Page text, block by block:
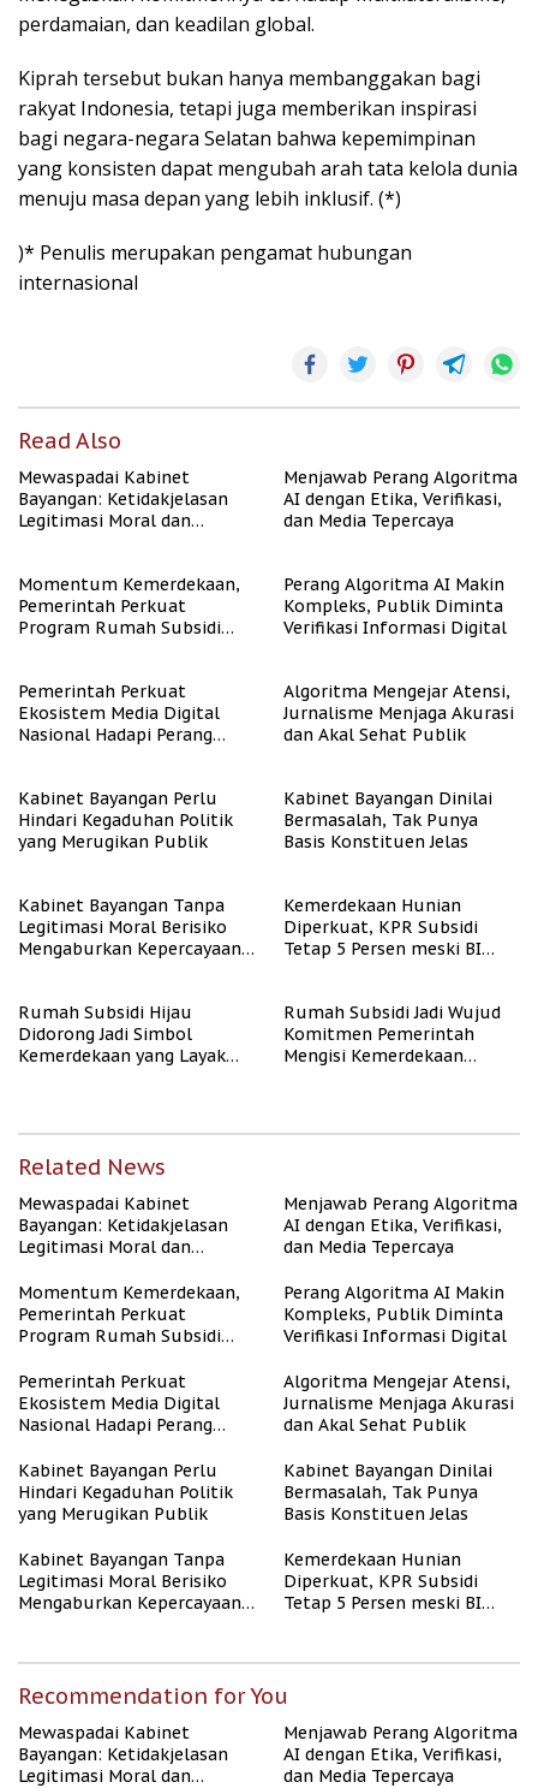
perdamaian, dan keadilan global.
Kiprah tersebut bukan hanya membanggakan bagi
rakyat Indonesia, tetapi juga memberikan inspirasi
bagi negara-negara Selatan bahwa kepemimpinan
yang konsisten dapat mengubah arah tata kelola dunia
menuju masa depan yang lebih inklusif. (*)
)* Penulis merupakan pengamat hubungan
internasional
Read Also
Mewaspadai Kabinet
Bayangan: Ketidakjelasan
Legitimasi Moral dan
Menjawab Perang Algoritma
AI dengan Etika, Verifikasi,
dan Media Tepercaya
Momentum Kemerdekaan,
Pemerintah Perkuat
Program Rumah Subsidi
Perang Algoritma AI Makin
Kompleks, Publik Diminta
Verifikasi Informasi Digital
Pemerintah Perkuat
Ekosistem Media Digital
Nasional Hadapi Perang
Algoritma Mengejar Atensi,
Jurnalisme Menjaga Akurasi
dan Akal Sehat Publik
Kabinet Bayangan Perlu
Hindari Kegaduhan Politik
yang Merugikan Publik
Kabinet Bayangan Dinilai
Bermasalah, Tak Punya
Basis Konstituen Jelas
Kabinet Bayangan Tanpa
Legitimasi Moral Berisiko
Mengaburkan Kepercayaan
Kemerdekaan Hunian
Diperkuat, KPR Subsidi
Tetap 5 Persen meski BI
Rumah Subsidi Hijau
Didorong Jadi Simbol
Kemerdekaan yang Layak
Rumah Subsidi Jadi Wujud
Komitmen Pemerintah
Mengisi Kemerdekaan
Related News
Mewaspadai Kabinet
Bayangan: Ketidakjelasan
Legitimasi Moral dan
Menjawab Perang Algoritma
AI dengan Etika, Verifikasi,
dan Media Tepercaya
Momentum Kemerdekaan,
Pemerintah Perkuat
Program Rumah Subsidi
Berpenghasilan Rendah
Perang Algoritma AI Makin
Kompleks, Publik Diminta
Verifikasi Informasi Digital
Pemerintah Perkuat
Ekosistem Media Digital
Nasional Hadapi Perang
Algoritma Mengejar Atensi,
Jurnalisme Menjaga Akurasi
dan Akal Sehat Publik
Kabinet Bayangan Perlu
Hindari Kegaduhan Politik
yang Merugikan Publik
Kabinet Bayangan Dinilai
Bermasalah, Tak Punya
Basis Konstituen Jelas
Kabinet Bayangan Tanpa
Legitimasi Moral Berisiko
Mengaburkan Kepercayaan
Kemerdekaan Hunian
Diperkuat, KPR Subsidi
Tetap 5 Persen meski BI
Recommendation for You
Mewaspadai Kabinet
Bayangan: Ketidakjelasan
Legitimasi Moral dan
Menjawab Perang Algoritma
AI dengan Etika, Verifikasi,
dan Media Tepercaya